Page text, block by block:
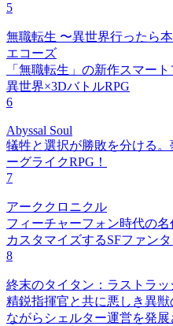
5
無職転生 〜異世界行ったら
エコーズ
「無職転生」の新作スマー
異世界×3DバトルRPG
6
Abyssal Soul
犠牲と選択が勝敗を分ける
ーグライクRPG！
7
アーククロニクル
フィーチャーフォン時代の
カスタマイズするSFファン
8
終末のタイタン：ラストラッ
精鋭指揮官と共に悪しき異
ながらシェルター運営を発展